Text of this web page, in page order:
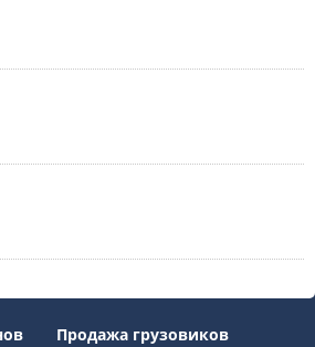
Продажа грузовиков